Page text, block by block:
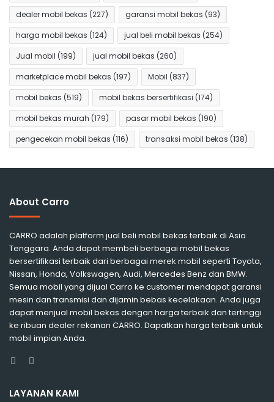
dealer mobil bekas (227) garansi mobil bekas (93)
harga mobil bekas (124) jual beli mobil bekas (254)
Jual mobil (199) jual mobil bekas (260)
marketplace mobil bekas (197) Mobil (837)
mobil bekas (519) mobil bekas bersertifikasi (174)
mobil bekas murah (179) pasar mobil bekas (190)
pengecekan mobil bekas (116) transaksi mobil bekas (138)
About Carro
CARRO adalah platform jual beli mobil bekas terbaik di Asia
Tenggara. Anda dapat membeli berbagai mobil bekas
bersertifikasi terbaik dari berbagai merek mobil seperti Toyota,
Nissan, Honda, Volkswagen, Audi, Mercedes Benz dan BMW.
Semua mobil yang dijual Carro ke customer mendapat garansi
mesin dan transmisi dan dijamin bebas kecelakaan. Anda juga
dapat menjual mobil bekas dengan harga terbaik dan tertinggi
ke ribuan dealer rekanan CARRO. Dapatkan harga terbaik untuk
mobil impian Anda.
Facebook
Instagram
LAYANAN KAMI